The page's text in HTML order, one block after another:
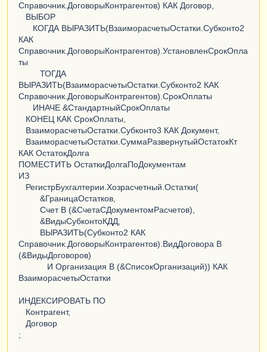
Справочник.ДоговорыКонтрагентов) КАК Договор,
ВЫБОР
КОГДА ВЫРАЗИТЬ(ВзаиморасчетыОстатки.Субконто2
КАК
Справочник.ДоговорыКонтрагентов).УстановленСрокОпла
ты
ТОГДА
ВЫРАЗИТЬ(ВзаиморасчетыОстатки.Субконто2 КАК
Справочник.ДоговорыКонтрагентов).СрокОплаты
ИНАЧЕ &СтандартныйСрокОплаты
КОНЕЦ КАК СрокОплаты,
ВзаиморасчетыОстатки.Субконто3 КАК Документ,
ВзаиморасчетыОстатки.СуммаРазвернутыйОстатокКт
КАК ОстатокДолга
ПОМЕСТИТЬ ОстаткиДолгаПоДокументам
ИЗ
РегистрБухгалтерии.Хозрасчетный.Остатки(
&ГраницаОстатков,
Счет В (&СчетаСДокументомРасчетов),
&ВидыСубконтоКДД,
ВЫРАЗИТЬ(Субконто2 КАК
Справочник.ДоговорыКонтрагентов).ВидДоговора В
(&ВидыДоговоров)
И Организация В (&СписокОрганизаций)) КАК
ВзаиморасчетыОстатки
ИНДЕКСИРОВАТЬ ПО
Контрагент,
Договор
;